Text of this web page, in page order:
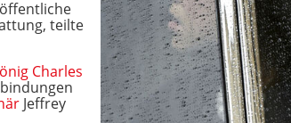
teilte
Charles
Jeffrey